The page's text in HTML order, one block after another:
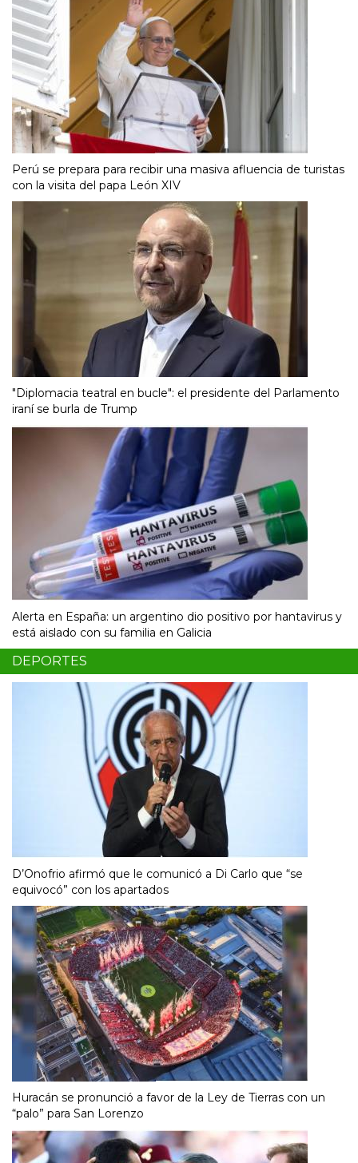
Perú se prepara para recibir una masiva afluencia de turistas
con la visita del papa León XIV
"Diplomacia teatral en bucle": el presidente del Parlamento
iraní se burla de Trump
Alerta en España: un argentino dio positivo por hantavirus y
está aislado con su familia en Galicia
DEPORTES
D’Onofrio afirmó que le comunicó a Di Carlo que “se
equivocó” con los apartados
Huracán se pronunció a favor de la Ley de Tierras con un
“palo” para San Lorenzo